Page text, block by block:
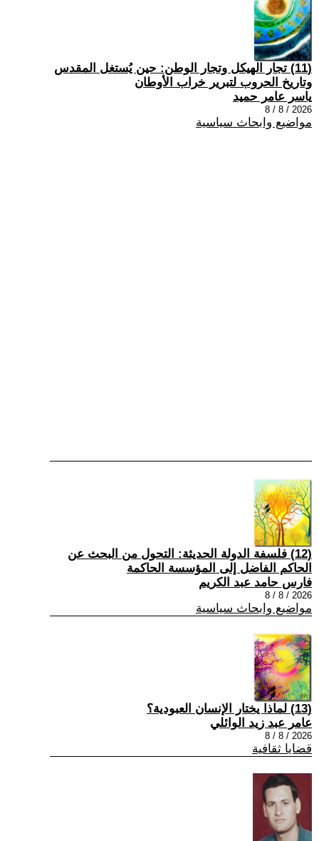
(11) تجار الهيكل وتجار الوطن: حين يُستغل المقدس
وتاريخ الحروب لتبرير خراب الأوطان
ياسر عامر حميد
2026 / 8 / 8
مواضيع وابحاث سياسية
(12) فلسفة الدولة الحديثة: التحول من البحث عن
الحاكم الفاضل إلى المؤسسة الحاكمة
فارس حامد عبد الكريم
2026 / 8 / 8
مواضيع وابحاث سياسية
(13) لماذا يختار الإنسان العبودية؟
عامر عبد زيد الوائلي
2026 / 8 / 8
قضايا ثقافية